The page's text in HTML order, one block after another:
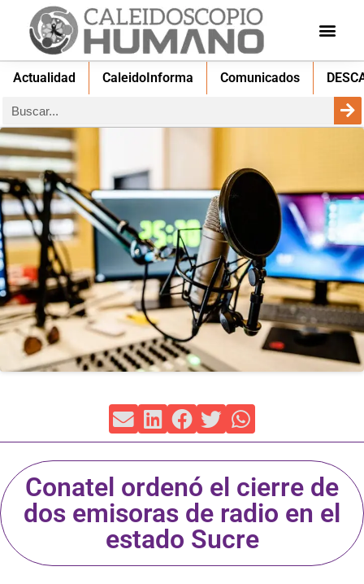
Actualidad CaleidoInforma Comunicados
Conatel ordenó el cierre de
dos emisoras de radio en el
estado Sucre